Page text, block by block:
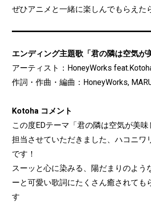
ぜひアニメと一緒に楽しんでもらえた
エンディング主題歌「君の隣は空気が
アーティスト：HoneyWorks
作詞・作曲・編曲：HoneyWorks,
Kotoha コメント
この度EDテーマ「君の隣は空気が美
担当させていただきました、ハコニワ
です！
スーッと心に染みる、陽だまりのよう
ーと可愛い歌詞にたくさん癒されても
す